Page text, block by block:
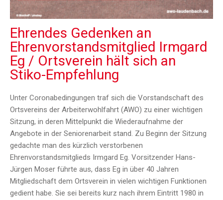
Ehrendes Gedenken an
Ehrenvorstandsmitglied Irmgard
Eg / Ortsverein hält sich an
Stiko-Empfehlung
Unter Coronabedingungen traf sich die Vorstandschaft des
Ortsvereins der Arbeiterwohlfahrt (AWO) zu einer wichtigen
Sitzung, in deren Mittelpunkt die Wiederaufnahme der
Angebote in der Seniorenarbeit stand. Zu Beginn der Sitzung
gedachte man des kürzlich verstorbenen
Ehrenvorstandsmitglieds Irmgard Eg. Vorsitzender Hans-
Jürgen Moser führte aus, dass Eg in über 40 Jahren
Mitgliedschaft dem Ortsverein in vielen wichtigen Funktionen
gedient habe. Sie sei bereits kurz nach ihrem Eintritt 1980 in